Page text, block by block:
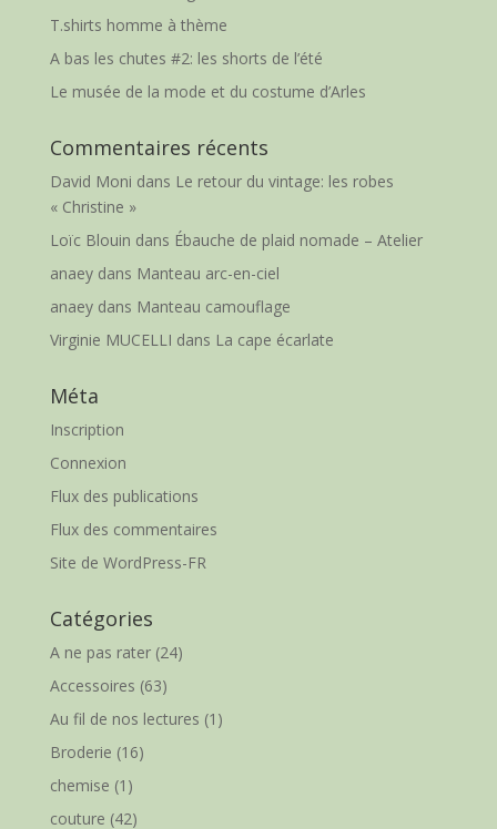
T.shirts homme à thème
A bas les chutes #2: les shorts de l’été
Le musée de la mode et du costume d’Arles
Commentaires récents
David Moni dans Le retour du vintage: les robes
« Christine »
Loïc Blouin dans Ébauche de plaid nomade – Atelier
anaeydans Manteau arc-en-ciel
anaeydans Manteau camouflage
Virginie MUCELLI dans La cape écarlate
Méta
Inscription
Connexion
Flux des publications
Flux des commentaires
Site de WordPress-FR
Catégories
A ne pas rater(24)
Accessoires (63)
Au fil de nos lectures (1)
Broderie (16)
chemise (1)
couture (42)